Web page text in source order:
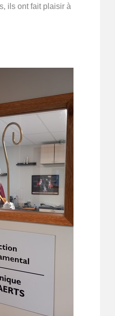
ils ont fait plaisir à